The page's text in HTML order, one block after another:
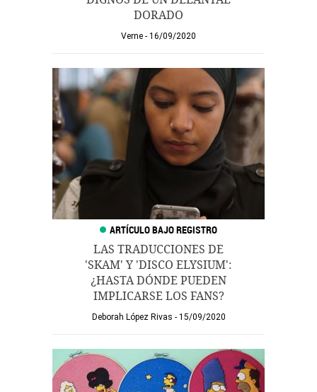
DORADO
Verne 16/09/2020
LAS TRADUCCIONES DE
'SKAM' Y 'DISCO ELYSIUM':
¿HASTA DÓNDE PUEDEN
IMPLICARSE LOS FANS?
Deborah López Rivas 15/09/2020